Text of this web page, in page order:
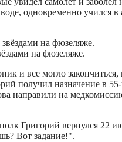
одновременно учился
на фюзеляже.
и все могло
получил назначение в
направили на
Григорий вернулся 22
Вот задание!".